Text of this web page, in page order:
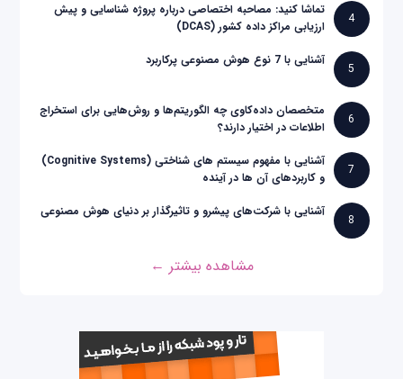
4
تماشا کنید: مصاحبه اختصاصی درباره پروژه شناسایی و پیش
ارزیابی مراکز داده کشور (DCAS)
5
آشنایی با 7 نوع هوش مصنوعی پرکاربرد
6
متخصصان داده‌کاوی چه الگوریتم‌ها و روش‌هایی برای استخراج
اطلاعات در اختیار دارند؟
7
آشنایی با مفهوم سیستم های شناختی (Cognitive Systems)
و کاربردهای آن ها در آینده
8
آشنایی با شرکت‌های پیشرو و تاثیرگذار بر دنیای هوش مصنوعی
مشاهده بیشتر ←